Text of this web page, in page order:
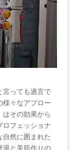
言っても過言で
様々なアプロー
はその効果から
ロフェッショナ
自然に囲まれた
退と美肌作りの